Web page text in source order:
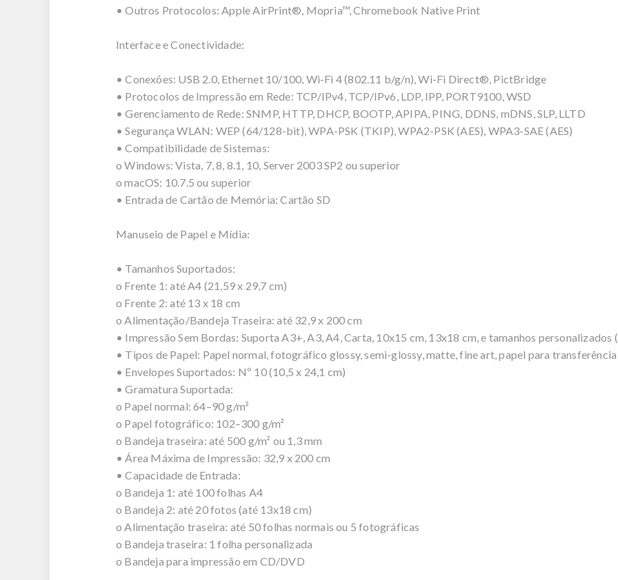
• Outros Protocolos: Apple AirPrint®, Mopria™, Chromebook Native Print
Interface e Conectividade:
• Conexões: USB 2.0, Ethernet 10/100, Wi-Fi 4 (802.11 b/g/n), Wi-Fi Direct®, PictBridge
• Protocolos de Impressão em Rede: TCP/IPv4, TCP/IPv6, LDP, IPP, PORT9100, WSD
• Gerenciamento de Rede: SNMP, HTTP, DHCP, BOOTP, APIPA, PING, DDNS, mDNS, SLP, LLTD
• Segurança WLAN: WEP (64/128-bit), WPA-PSK (TKIP), WPA2-PSK (AES), WPA3-SAE (AES)
• Compatibilidade de Sistemas:
o Windows: Vista, 7, 8, 8.1, 10, Server 2003 SP2 ou superior
o macOS: 10.7.5 ou superior
• Entrada de Cartão de Memória: Cartão SD
Manuseio de Papel e Mídia:
• Tamanhos Suportados:
o Frente 1: até A4 (21,59 x 29,7 cm)
o Frente 2: até 13 x 18 cm
o Alimentação/Bandeja Traseira: até 32,9 x 200 cm
• Impressão Sem Bordas: Suporta A3+, A3, A4, Carta, 10x15 cm, 13x18 cm, e tamanhos personalizados
• Tipos de Papel: Papel normal, fotográfico glossy, semi-glossy, matte, fine art, papel para
• Envelopes Suportados: Nº 10 (10,5 x 24,1 cm)
• Gramatura Suportada:
o Papel normal: 64–90 g/m²
o Papel fotográfico: 102–300 g/m²
o Bandeja traseira: até 500 g/m² ou 1,3 mm
• Área Máxima de Impressão: 32,9 x 200 cm
• Capacidade de Entrada:
o Bandeja 1: até 100 folhas A4
o Bandeja 2: até 20 fotos (até 13x18 cm)
o Alimentação traseira: até 50 folhas normais ou 5 fotográficas
o Bandeja traseira: 1 folha personalizada
o Bandeja para impressão em CD/DVD